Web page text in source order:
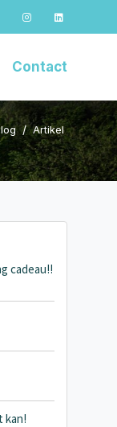
Contact
Artikel
cadeau!!
kan!